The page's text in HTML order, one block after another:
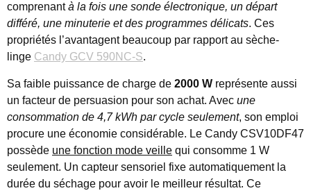
comprenantà la fois une sonde électronique, un départ
différé, une minuterie et des programmes délicats. Ces
propriétés l’avantagent beaucoup par rapport au sèche-
linge Candy GCV 590NC-S.
Sa faible puissance de charge de 2000 W représente aussi
un facteur de persuasion pour son achat. Avec une
consommation de 4,7 kWh par cycle seulement, son emploi
procure une économie considérable. Le Candy CSV10DF47
possède une fonction mode veille qui consomme 1 W
seulement. Un capteur sensoriel fixe automatiquement la
durée du séchage pour avoir le meilleur résultat. Ce